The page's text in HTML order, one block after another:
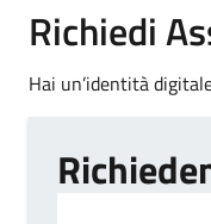
Richiedi
Hai un’identità